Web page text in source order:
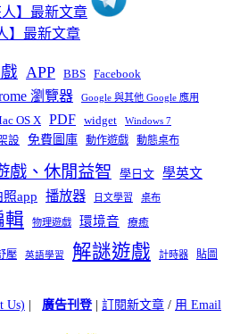
APP BBS Facebook
瀏覽器 Google 與其他 Google 應用
OS X PDF widget Windows 7
設 免費圖庫 動作遊戲 動態桌布
戲、休閒益智 學日文 學英文
照app 播放器 日文學習 桌布
輯 物理遊戲 環境音 療癒
壓 英語學習 解謎遊戲 計時器
貼圖
Us) | 廣告刊登| 訂閱新文章 / 用 Email